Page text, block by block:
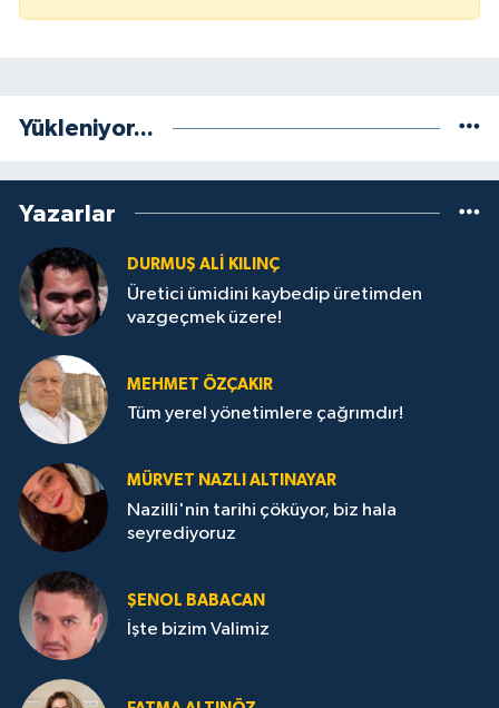
Yükleniyor...
Yazarlar
DURMUŞ ALI KILINÇ
Üretici ümidini kaybedip üretimden
vazgeçmek üzere!
MEHMET ÖZÇAKIR
Tüm yerel yönetimlere çağrımdır!
MÜRVET NAZLI ALTINAYAR
Nazilli'nin tarihi çöküyor, biz hala
seyrediyoruz
ŞENOL BABACAN
İşte bizim Valimiz